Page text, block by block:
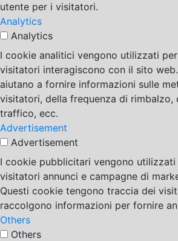
utente per i visitatori.
Analytics
Analytics
I cookie analitici vengono utilizzati
visitatori interagiscono con il sito
aiutano a fornire informazioni sulle
visitatori, della frequenza di rimbalzo,
traffico, ecc.
Advertisement
Advertisement
I cookie pubblicitari vengono
visitatori annunci e campagne di
Questi cookie tengono traccia dei
raccolgono informazioni per fornire
Others
Others